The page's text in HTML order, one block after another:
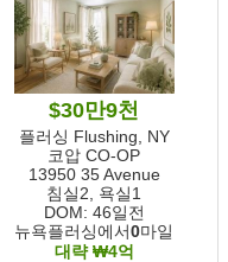
$30만9천
플러싱 Flushing, NY
코압 CO-OP
13950 35 Avenue
침실2, 욕실1
DOM: 46일전
뉴욕플러싱에서0마일
대략 ₩4억